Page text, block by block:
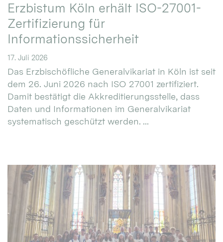
Erzbistum Köln erhält ISO-27001-
Zertifizierung für
Informationssicherheit
17. Juli 2026
Das Erzbischöfliche Generalvikariat in Köln ist seit
dem 26. Juni 2026 nach ISO 27001 zertifiziert.
Damit bestätigt die Akkreditierungsstelle, dass
Daten und Informationen im Generalvikariat
systematisch geschützt werden. ...